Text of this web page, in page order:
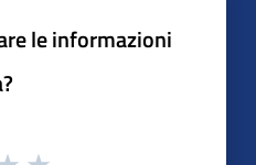
le informazioni